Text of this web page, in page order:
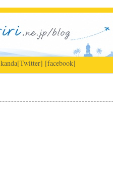
kanda[Twitter] [facebook]